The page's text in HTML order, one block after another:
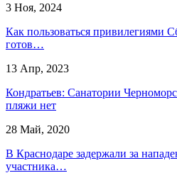
3 Ноя, 2024
Как пользоваться привилегиями
готов…
13 Апр, 2023
Кондратьев: Санатории
пляжи нет
28 Май, 2020
В Краснодаре задержали за
участника…